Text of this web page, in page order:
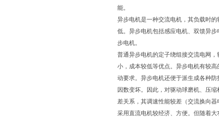
能。
异步电机是一种交流电机，其负载时
低。异步电机包括感应电机、双馈异
步电机。
普通异步电机的定子绕组接交流电网
小，成本较低等优点。异步电机有较
动要求。异步电机还便于派生成各种
因数变坏。因此，对驱动球磨机、压
差关系，其调速性能较差（交流换向
采用直流电机较经济、方便。但随着